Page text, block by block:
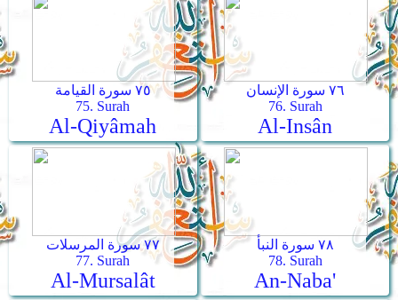
٧٥ سورة القيامة
75. Surah
Al-Qiyâmah
٧٦ سورة الإنسان
76. Surah
Al-Insân
٧٧ سورة المرسلات
77. Surah
Al-Mursalât
٧٨ سورة النبأ
78. Surah
An-Naba'